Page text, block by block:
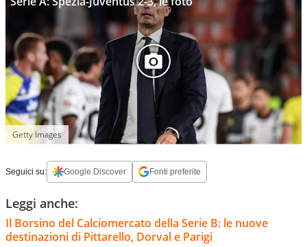
Getty Images
Seguici su: Google Discover Fonti preferite
Leggi anche:
Il Borsino del Calciomercato della Serie B: le nuove
destinazioni di Pittarello, Dorval e Parigi